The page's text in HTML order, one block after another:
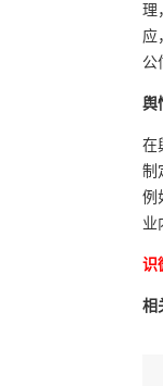
理
应
公
舆
在
制
例
业
识
相